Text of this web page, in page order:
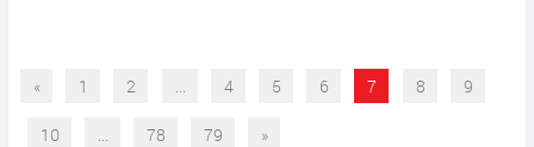
« 1 2 ... 4 5 6 7 8 9
10 78 79 »